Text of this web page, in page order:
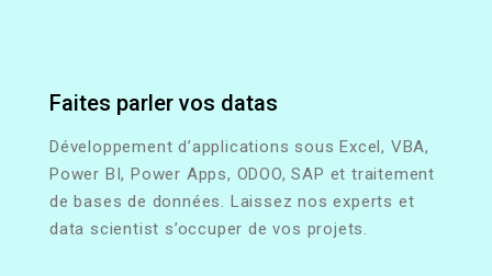
Faites parler vos datas
Développement d’applications sous Excel, VBA,
Power BI, Power Apps, ODOO, SAP et traitement
de bases de données. Laissez nos experts et
data scientist s’occuper de vos projets.